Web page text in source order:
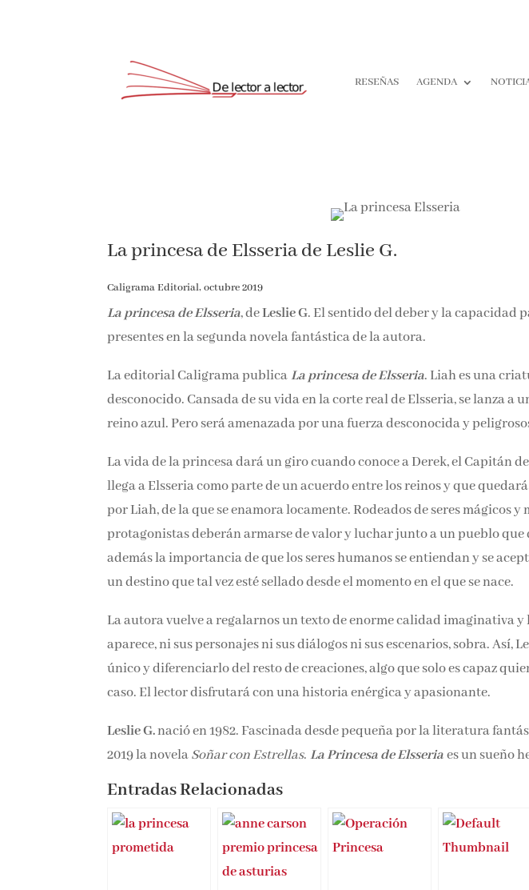
RESEÑAS AGENDA
La princesa de Elsseria de Leslie G.
Caligrama Editorial, octubre 2019
La princesa de Elsseria, deLeslie G. El sentido del deber y la capacidad
presentes en la segunda novela fantástica de la autora.
La editorial Caligrama publicaLa princesa de Elsseria. Liah es una
desconocido. Cansada de su vida en la corte real de Elsseria, se lanza a
reino azul. Pero será amenazada por una fuerza desconocida y
La vida de la princesa dará un giro cuando conoce a Derek, el Capitán
llega a Elsseria como parte de un acuerdo entre los reinos y que
por Liah, de la que se enamora locamente. Rodeados de seres mágicos
protagonistas deberán armarse de valor y luchar junto a un pueblo
además la importancia de que los seres humanos se entiendan y se
un destino que tal vez esté sellado desde el momento en el que se nace.
La autora vuelve a regalarnos un texto de enorme calidad imaginativa
aparece, ni sus personajes ni sus diálogos ni sus escenarios, sobra. Así,
único y diferenciarlo del resto de creaciones, algo que solo es capaz
caso. El lector disfrutará con una historia enérgica y apasionante.
Leslie G.nació en 1982. Fascinada desde pequeña por la literatura
2019 la novelaSoñar con Estrellas.La Princesa de Elsseriaes un sueño
Entradas Relacionadas